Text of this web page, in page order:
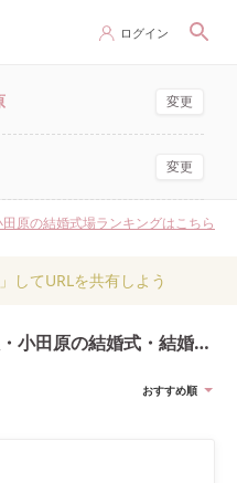
ログイン
変更
変更
原の結婚式場ランキングはこちら
してURLを共有しよう
田原の結婚式・結婚式場
おすすめ順